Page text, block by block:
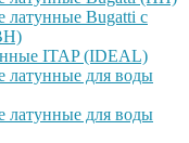
Bugatti с
ITAP (IDEAL)
для воды
для воды